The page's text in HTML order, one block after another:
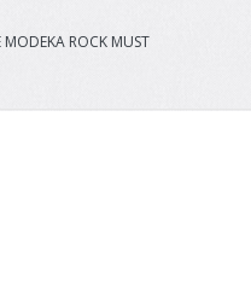
MODEKA ROCK MUST